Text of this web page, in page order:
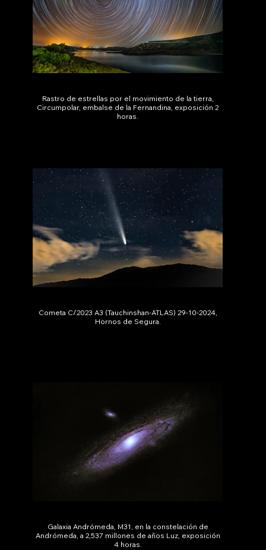
Rastro de estrellas por el movimiento de la tierra,
Circumpolar, embalse de la Fernandina, exposición 2
horas.
Cometa C/2023 A3 (Tauchinshan-ATLAS) 29-10-2024,
Hornos de Segura.
Galaxia Andrómeda, M31, en la constelación de
Andrómeda, a 2,537 millones de años Luz, exposición
4 horas.